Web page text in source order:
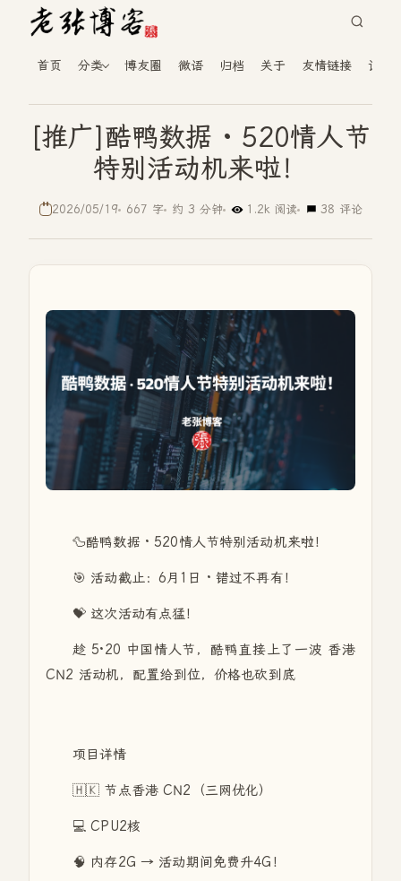
首页 分类 博友圈 微语 归档 关于 友情链接 读者
[推广]酷鸭数据 · 520情人节
特别活动机来啦！
2026/05/19 667 字 约 3 分钟 1.2k 阅读 38 评论
🦆酷鸭数据 · 520情人节特别活动机来啦！
🎯 活动截止：6月1日 · 错过不再有！
💝 这次活动有点猛！
趁 5·20 中国情人节，酷鸭直接上了一波 香港
CN2 活动机，配置给到位，价格也砍到底
项目详情
🇭🇰 节点香港 CN2（三网优化）
💻 CPU2核
🧠 内存2G → 活动期间免费升4G！